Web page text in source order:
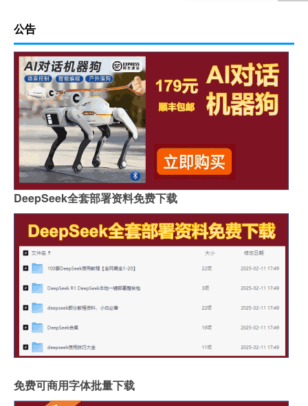
公告
DeepSeek全套部署资料免费下载
免费可商用字体批量下载